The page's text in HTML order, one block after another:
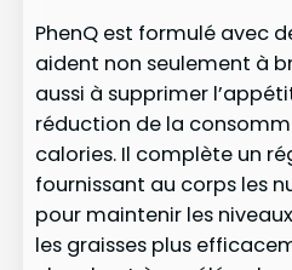
PhenQ est formulé avec
aident non seulement à
aussi à supprimer
réduction de la
calories. Il complète un
fournissant au corps les
pour maintenir les
les graisses plus